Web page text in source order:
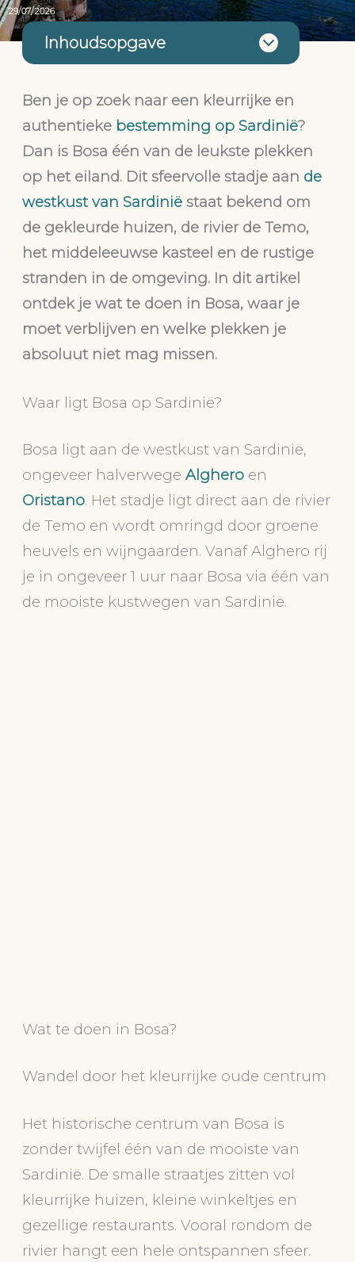
29/07/2026
Inhoudsopgave
Ben je op zoek naar een kleurrijke en
authentieke bestemming op Sardinië?
Dan is Bosa één van de leukste plekken
op het eiland. Dit sfeervolle stadje aan de
westkust van Sardinië staat bekend om
de gekleurde huizen, de rivier de Temo,
het middeleeuwse kasteel en de rustige
stranden in de omgeving. In dit artikel
ontdek je wat te doen in Bosa, waar je
moet verblijven en welke plekken je
absoluut niet mag missen.
Waar ligt Bosa op Sardinië?
Bosa ligt aan de westkust van Sardinië,
ongeveer halverwegeAlghero en
Oristano. Het stadje ligt direct aan de rivier
de Temo en wordt omringd door groene
heuvels en wijngaarden. Vanaf Alghero rij
je in ongeveer 1 uur naar Bosa via één van
de mooiste kustwegen van Sardinië.
Wat te doen in Bosa?
Wandel door het kleurrijke oude centrum
Het historische centrum van Bosa is
zonder twijfel één van de mooiste van
Sardinië. De smalle straatjes zitten vol
kleurrijke huizen, kleine winkeltjes en
gezellige restaurants. Vooral rondom de
rivier hangt een hele ontspannen sfeer.